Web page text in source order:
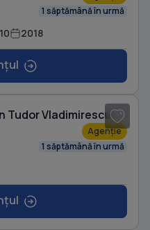
1 săptămână în urmă
2018
Tudor Vladimirescu
Agenție
1 săptămână în urmă